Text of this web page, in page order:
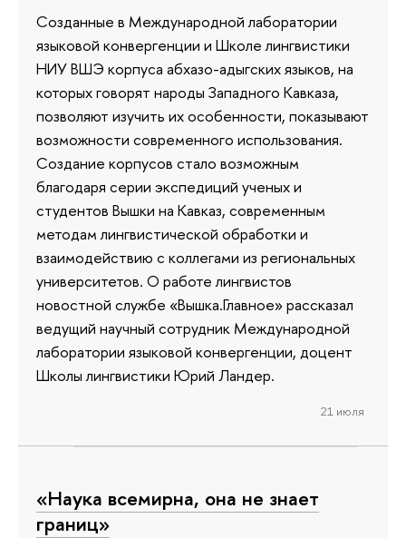
Созданные в Международной лаборатории
языковой конвергенции и Школе лингвистики
НИУ ВШЭ корпуса абхазо-адыгских языков, на
которых говорят народы Западного Кавказа,
позволяют изучить их особенности, показывают
возможности современного использования.
Создание корпусов стало возможным
благодаря серии экспедиций ученых и
студентов Вышки на Кавказ, современным
методам лингвистической обработки и
взаимодействию с коллегами из региональных
университетов. О работе лингвистов
новостной службе «Вышка.Главное» рассказал
ведущий научный сотрудник Международной
лаборатории языковой конвергенции, доцент
Школы лингвистики Юрий Ландер.
21 июля
«Наука всемирна, она не знает
границ»